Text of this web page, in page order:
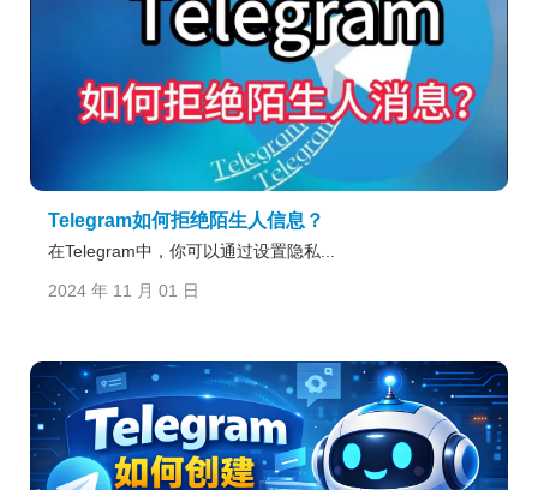
Telegram如何拒绝陌生人信息？
在Telegram中，你可以通过设置隐私...
2024 年 11 月 01 日